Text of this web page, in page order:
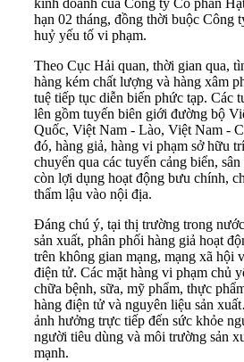
kinh doanh của Công ty Cổ phần
hạn 02 tháng, đồng thời buộc Công
huỷ yếu tố vi phạm.
Theo Cục Hải quan, thời gian qua,
hàng kém chất lượng và hàng xâm
tuệ tiếp tục diễn biến phức tạp. Các
lên gồm tuyến biên giới đường bộ
Quốc, Việt Nam - Lào, Việt Nam -
đó, hàng giả, hàng vi phạm sở hữu
chuyển qua các tuyến cảng biển,
còn lợi dụng hoạt động bưu chính,
thẩm lậu vào nội địa.
Đáng chú ý, tại thị trường trong
sản xuất, phân phối hàng giả hoạt
trên không gian mạng, mạng xã hội
điện tử. Các mặt hàng vi phạm chủ
chữa bệnh, sữa, mỹ phẩm, thực
hàng điện tử và nguyên liệu sản
ảnh hưởng trực tiếp đến sức khỏe
người tiêu dùng và môi trường sản
mạnh.